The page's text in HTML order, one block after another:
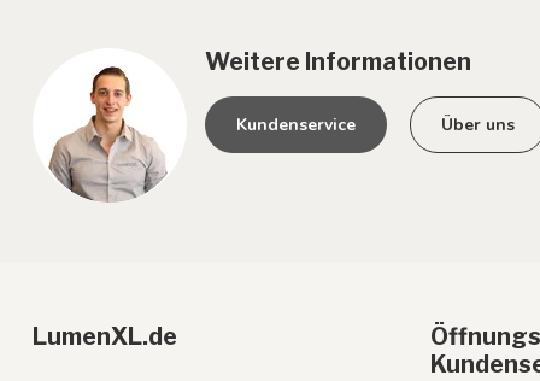
Weitere Informationen
Kundenservice Über uns
LumenXL.de